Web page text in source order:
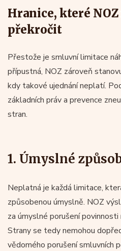
Hranice, které
překročit
Přestože je smluvní limitace
přípustná, NOZ zároveň
kdy takové ujednání neplatí.
základních práv a prevence
stran.
1. Úmyslné
Neplatná je každá limitace,
způsobenou úmyslně. NOZ
za úmyslné porušení
Strany se tedy nemohou
vědomého porušení smluvních